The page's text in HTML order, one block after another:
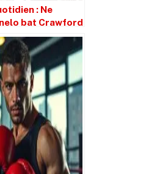
: Ne
bat Crawford
est plus grand.